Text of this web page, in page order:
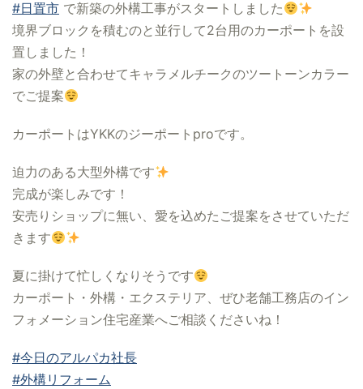
#日置市 で新築の外構工事がスタートしました
境界ブロックを積むのと並行して2台用のカーポートを設
置しました！
家の外壁と合わせてキャラメルチークのツートーンカラー
でご提案
カーポートはYKKのジーポートproです。
迫力のある大型外構です
完成が楽しみです！
安売りショップに無い、愛を込めたご提案をさせていただ
きます
夏に掛けて忙しくなりそうです
カーポート・外構・エクステリア、ぜひ老舗工務店のイン
フォメーション住宅産業へご相談くださいね！
#今日のアルパカ社長
#外構リフォーム